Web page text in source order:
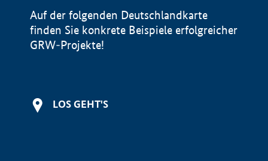
Auf der folgenden Deutschlandkarte
finden Sie konkrete Beispiele erfolgreicher
GRW-Projekte!
LOS GEHT'S